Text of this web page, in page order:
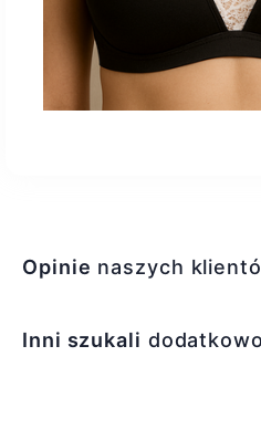
Opinie naszych
Inni szukali dodatkowo